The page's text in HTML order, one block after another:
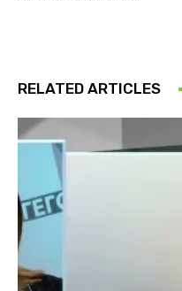
RELATED ARTICLES